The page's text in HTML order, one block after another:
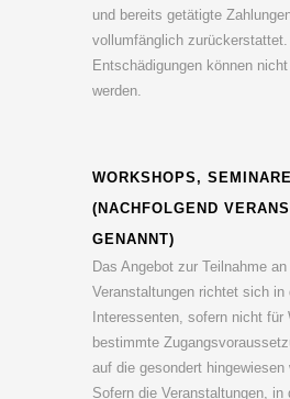
und bereits getätigte
vollumfänglich
Entschädigungen können
werden.
WORKSHOPS,
(NACHFOLGEND
GENANNT)
Das Angebot zur Teilnahme an
Veranstaltungen richtet sich in
Interessenten, sofern nicht für
bestimmte
auf die gesondert hingewiesen
Sofern die Veranstaltungen, in